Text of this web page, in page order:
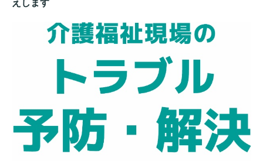
えします